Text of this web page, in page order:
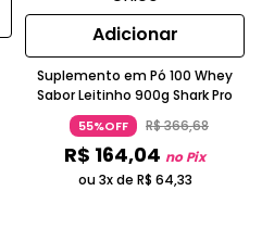
Adicionar
Suplemento em Pó 100 Whey
Sabor Leitinho 900g Shark Pro
55%OFF R$366,68
R$ 164,04 no Pix
ou 3x de R$ 64,33